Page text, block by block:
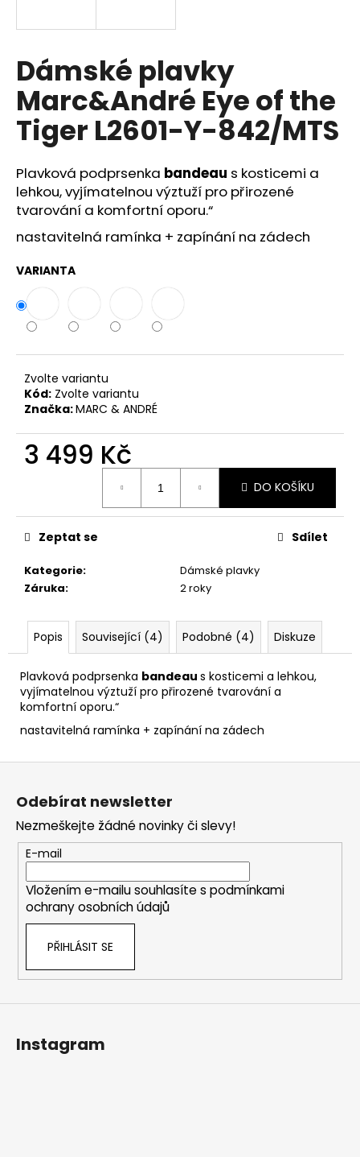
Dámské plavky
Marc&André Eye of the
Tiger L2601-Y-842/MTS
Plavková podprsenka bandeau s kosticemi a
lehkou,vyjímatelnou výztuží pro přirozené
tvarování a komfortní oporu.“
nastavitelná ramínka + zapínání na zádech
VARIANTA
Zvolte variantu
Kód: Zvolte variantu
Značka:MARC & ANDRÉ
3 499 Kč
DO KOŠÍKU
Kategorie:
Dámské plavky
Záruka: 2 roky
Zeptat se Sdílet
Popis Související (4) Podobné (4) Diskuze
Plavková podprsenka bandeau s kosticemi a lehkou,
vyjímatelnou výztuží pro přirozené tvarování a
komfortní oporu.“
nastavitelná ramínka + zapínání na zádech
í
t
?
HLEDAT
o
o
u
e
m
Z
Odebírat newsletter
Nezmeškejte žádné novinky či slevy!
E-mail
Vložením e-mailu souhlasíte s podmínkami
ochrany osobních údajů
PŘIHLÁSIT SE
Instagram